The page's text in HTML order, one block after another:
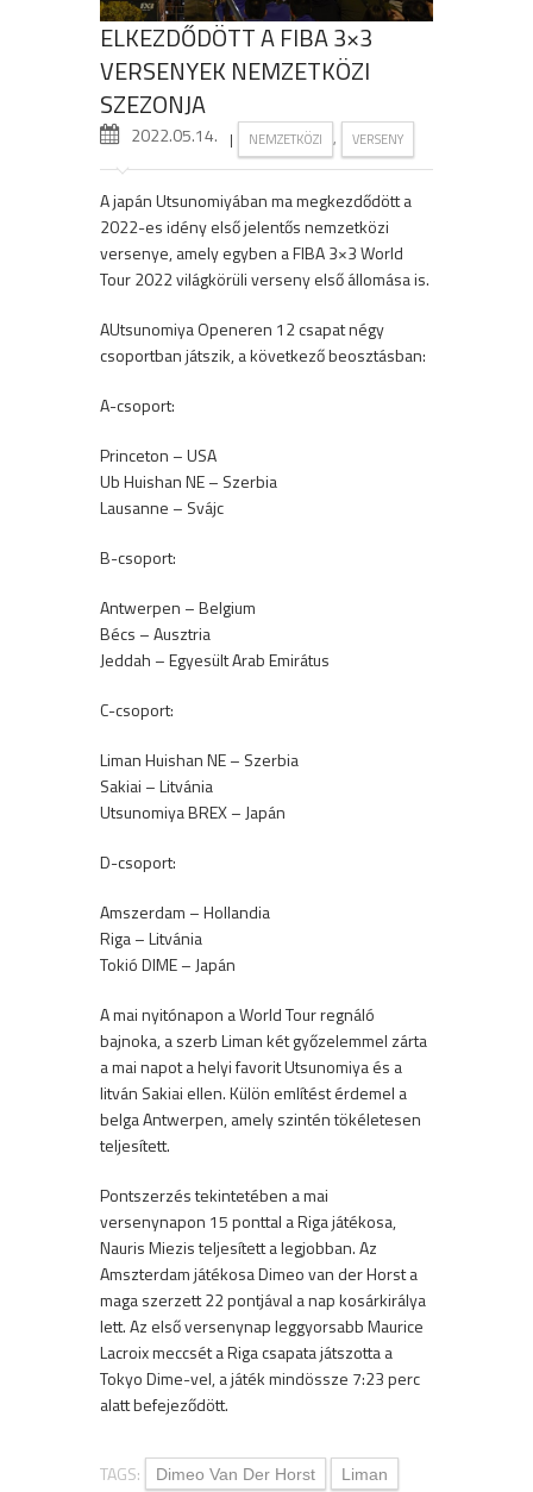
ELKEZDŐDÖTT A FIBA 3×3
VERSENYEK NEMZETKÖZI
SZEZONJA
2022.05.14. | NEMZETKÖZI , VERSENY
A japán Utsunomiyában ma megkezdődött a
2022-es idény első jelentős nemzetközi
versenye, amely egyben a FIBA 3×3 World
Tour 2022 világkörüli verseny első állomása is.
AUtsunomiya Openeren 12 csapat négy
csoportban játszik, a következő beosztásban:
A-csoport:
Princeton – USA
Ub Huishan NE – Szerbia
Lausanne – Svájc
B-csoport:
Antwerpen – Belgium
Bécs – Ausztria
Jeddah – Egyesült Arab Emirátus
C-csoport:
Liman Huishan NE – Szerbia
Sakiai – Litvánia
Utsunomiya BREX – Japán
D-csoport:
Amszerdam – Hollandia
Riga – Litvánia
Tokió DIME – Japán
A mai nyitónapon a World Tour regnáló
bajnoka, a szerb Liman két győzelemmel zárta
a mai napot a helyi favorit Utsunomiya és a
litván Sakiai ellen. Külön említést érdemel a
belga Antwerpen, amely szintén tökéletesen
teljesített.
Pontszerzés tekintetében a mai
versenynapon 15 ponttal a Riga játékosa,
Nauris Miezis teljesített a legjobban. Az
Amszterdam játékosa Dimeo van der Horst a
maga szerzett 22 pontjával a nap kosárkirálya
lett. Az első versenynap leggyorsabb Maurice
Lacroix meccsét a Riga csapata játszotta a
Tokyo Dime-vel, a játék mindössze 7:23 perc
alatt befejeződött.
TAGS: Dimeo Van Der Horst
Liman